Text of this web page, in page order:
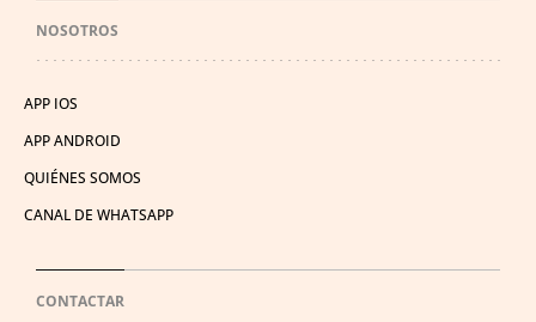
NOSOTROS
APP IOS
APP ANDROID
QUIÉNES SOMOS
CANAL DE WHATSAPP
CONTACTAR